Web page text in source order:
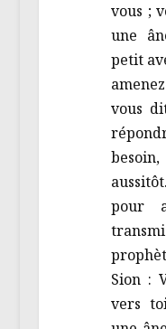
vous ;
une
petit
vous
pour
Sion :
vers